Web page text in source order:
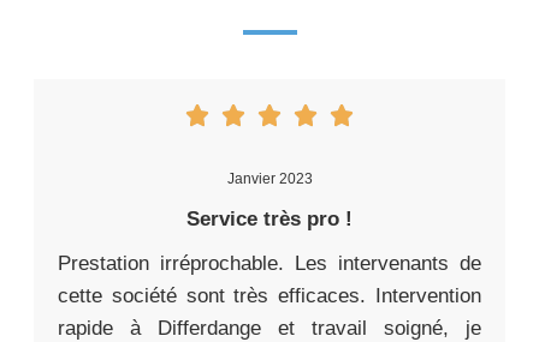
Janvier 2023
Service très pro !
Prestation irréprochable. Les intervenants de
cette société sont très efficaces. Intervention
rapide à Differdange et travail soigné, je